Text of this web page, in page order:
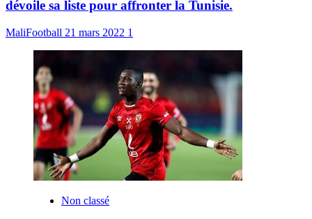
dévoile sa liste pour affronter la Tunisie.
MaliFootball 21 mars 2022 1
Non classé